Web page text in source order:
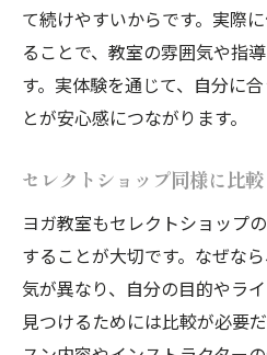
て続けやすいからです。実際
ることで、教室の雰囲気や指
す。実体験を通じて、自分に
とが安心感につながります。
セレクトショップ同様に比
ヨガ教室もセレクトショップ
することが大切です。なぜな
気が異なり、自分の目的やラ
見つけるためには比較が必要